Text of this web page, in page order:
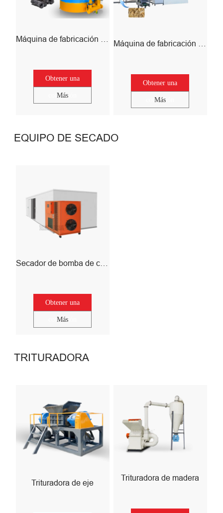
Obtener una
cotización
Más
Obtener una
cotización
Más
EQUIPO DE SECADO
Secador de bomba de calor
Obtener una
cotización
Más
TRITURADORA
Trituradora de eje
Trituradora de madera